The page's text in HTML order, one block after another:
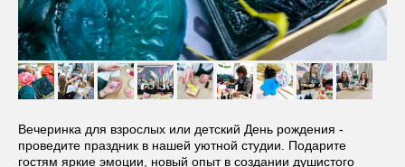
Вечеринка для взрослых или детский День рождения -
проведите праздник в нашей уютной студии. Подарите
гостям яркие эмоции, новый опыт в создании душистого